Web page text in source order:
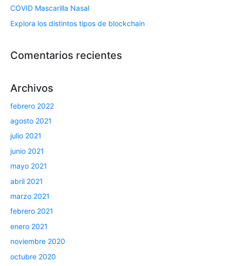
COVID Mascarilla Nasal
Explora los distintos tipos de blockchain
Comentarios recientes
Archivos
febrero 2022
agosto 2021
julio 2021
junio 2021
mayo 2021
abril 2021
marzo 2021
febrero 2021
enero 2021
noviembre 2020
octubre 2020